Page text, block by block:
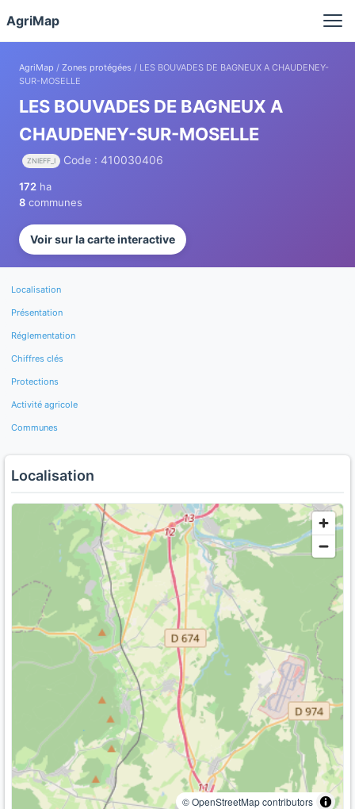
AgriMap
AgriMap / Zones protégées / LES BOUVADES DE BAGNEUX A CHAUDENEY-
SUR-MOSELLE
LES BOUVADES DE BAGNEUX A
CHAUDENEY-SUR-MOSELLE
ZNIEFF_I Code : 410030406
172 ha
8 communes
Voir sur la carte interactive
Localisation
Présentation
Réglementation
Chiffres clés
Protections
Activité agricole
Communes
Localisation
© OpenStreetMap contributors